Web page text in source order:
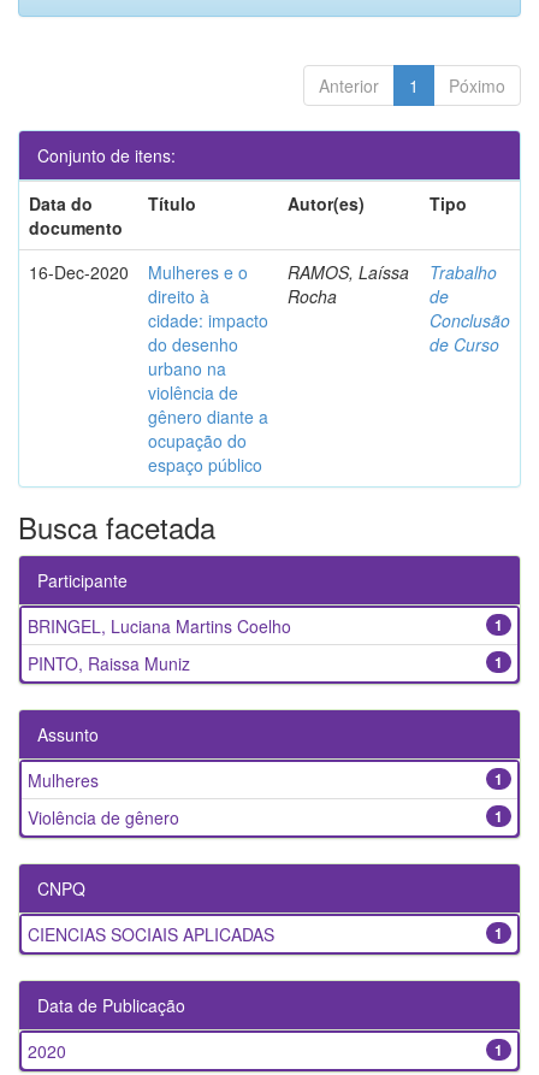
Anterior 1 Póximo
Conjunto de itens:
Data do
documento
Título Autor(es) Tipo
16-Dec-2020
Mulheres e o
direito à
cidade: impacto
do desenho
urbano na
violência de
gênero diante a
ocupação do
espaço público
RAMOS, Laíssa
Rocha
Trabalho
de
Conclusão
de Curso
Busca facetada
Participante
1
BRINGEL, Luciana Martins Coelho
1
PINTO, Raissa Muniz
Assunto
1
Mulheres
1
Violência de gênero
CNPQ
1
CIENCIAS SOCIAIS APLICADAS
Data de Publicação
1
2020